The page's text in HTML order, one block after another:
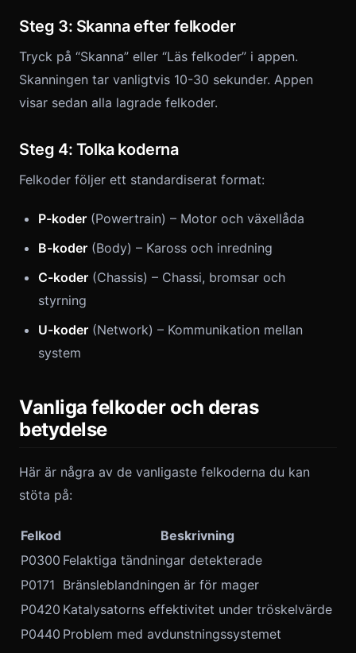
Steg 3: Skanna efter felkoder
Tryck på “Skanna” eller “Läs felkoder” i appen.
Skanningen tar vanligtvis 10-30 sekunder. Appen
visar sedan alla lagrade felkoder.
Steg 4: Tolka koderna
Felkoder följer ett standardiserat format:
P-koder (Powertrain) – Motor och växellåda
B-koder (Body) – Kaross och inredning
C-koder (Chassis) – Chassi, bromsar och
styrning
U-koder (Network) – Kommunikation mellan
system
Vanliga felkoder och deras
betydelse
Här är några av de vanligaste felkoderna du kan
stöta på:
Felkod
Beskrivning
P0300 Felaktiga tändningar detekterade
P0171 Bränsleblandningen är för mager
P0420 Katalysatorns effektivitet under tröskelvärde
P0440 Problem med avdunstningssystemet